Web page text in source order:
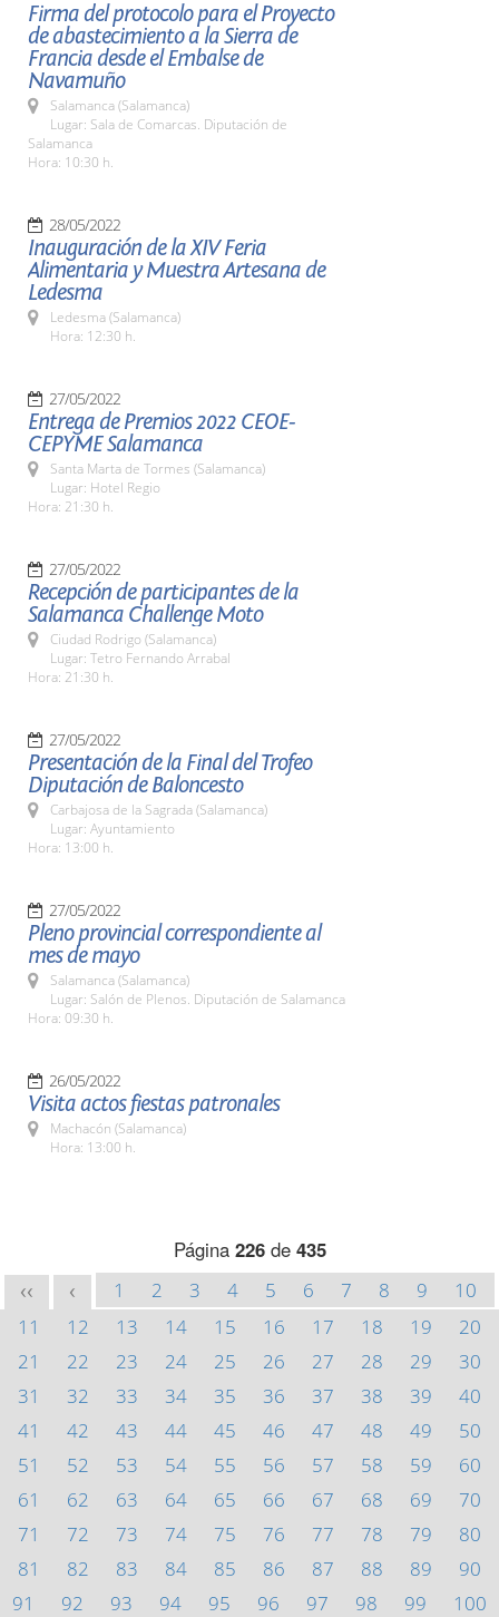
Firma del protocolo para el Proyecto
de abastecimiento a la Sierra de
Francia desde el Embalse de
Navamuño
Salamanca (Salamanca)
Lugar: Sala de Comarcas. Diputación de
Salamanca
Hora: 10:30 h.
28/05/2022
Inauguración de la XIV Feria
Alimentaria y Muestra Artesana de
Ledesma
Ledesma (Salamanca)
Hora: 12:30 h.
27/05/2022
Entrega de Premios 2022 CEOE-
CEPYME Salamanca
Santa Marta de Tormes (Salamanca)
Lugar: Hotel Regio
Hora: 21:30 h.
27/05/2022
Recepción de participantes de la
Salamanca Challenge Moto
Ciudad Rodrigo (Salamanca)
Lugar: Tetro Fernando Arrabal
Hora: 21:30 h.
27/05/2022
Presentación de la Final del Trofeo
Diputación de Baloncesto
Carbajosa de la Sagrada (Salamanca)
Lugar: Ayuntamiento
Hora: 13:00 h.
27/05/2022
Pleno provincial correspondiente al
mes de mayo
Salamanca (Salamanca)
Lugar: Salón de Plenos. Diputación de Salamanca
Hora: 09:30 h.
26/05/2022
Visita actos fiestas patronales
Machacón (Salamanca)
Hora: 13:00 h.
Página 226de 435
<< < 1 2 3 4 5 6 7 8 9
10
11
12 13 14 15 16 17 18 19
20
21
22 23 24 25 26 27 28 29
30
31
32 33 34 35 36 37 38 39
40
41
42 43 44 45 46 47 48 49
50
51
52 53 54 55 56 57 58 59
60
61
62 63 64 65 66 67 68 69
70
71
72 73 74 75 76 77 78 79
80
81
82 83 84 85 86 87 88 89
90
91
92 93 94 95 96 97 98 99
100